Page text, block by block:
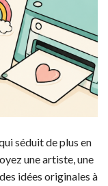
séduit de plus en
une artiste, une
idées originales à